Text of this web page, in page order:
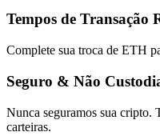
Tempos de Transação
Complete sua troca de ETH
Seguro & Não
Nunca seguramos sua cripto.
carteiras.